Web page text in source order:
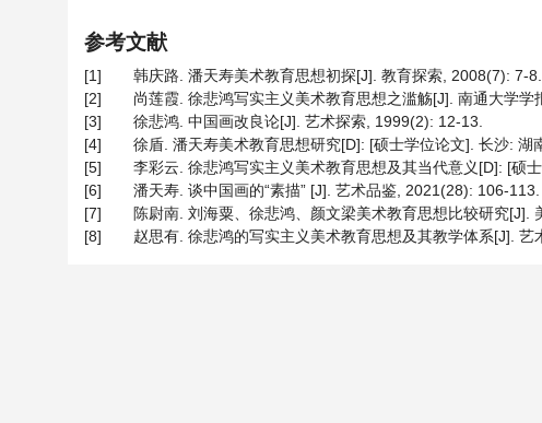
参考文献
[1]
韩庆路. 潘天寿美术教育思想初探[J]. 教育探索, 2008(7): 7-8.
[2]
尚莲霞. 徐悲鸿写实主义美术教育思想之滥觞[J]. 南通大学学
[3]
徐悲鸿. 中国画改良论[J]. 艺术探索, 1999(2): 12-13.
[4]
徐盾. 潘天寿美术教育思想研究[D]: [硕士学位论文]. 长沙: 湖
[5]
李彩云. 徐悲鸿写实主义美术教育思想及其当代意义[D]: [硕
[6]
潘天寿. 谈中国画的“素描” [J]. 艺术品鉴, 2021(28): 106-113.
[7]
陈尉南. 刘海粟、徐悲鸿、颜文梁美术教育思想比较研究[J].
[8]
赵思有. 徐悲鸿的写实主义美术教育思想及其教学体系[J]. 艺